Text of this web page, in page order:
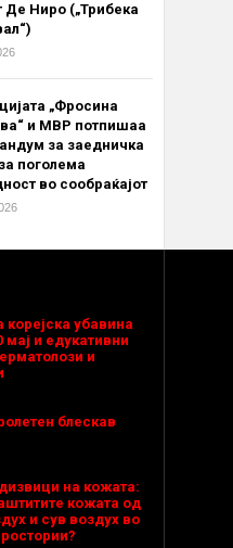
Де Ниро („Трибека
„Фросина
и МВР потпишаа
за заедничка
поголема
во сообраќајот
корејска убавина
мај и едукативни
и
блескав
на кожата:
кожата од
и сув воздух во